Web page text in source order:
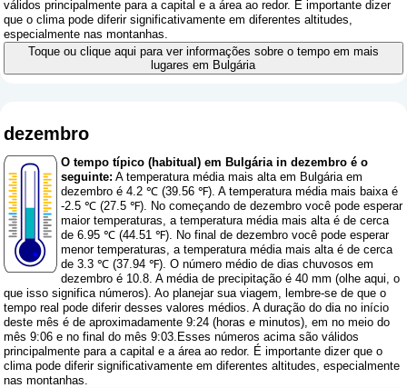
válidos principalmente para a capital e a área ao redor. É importante dizer
que o clima pode diferir significativamente em diferentes altitudes,
especialmente nas montanhas.
Toque ou clique aqui para ver informações sobre o tempo em mais
lugares em Bulgária
dezembro
O tempo típico (habitual) em Bulgária in dezembro é o
seguinte: A temperatura média mais alta em Bulgária em
dezembro é 4.2 ℃ (39.56 ℉). A temperatura média mais baixa é
-2.5 ℃ (27.5 ℉). No começando de dezembro você pode esperar
maior temperaturas, a temperatura média mais alta é de cerca
de 6.95 ℃ (44.51 ℉). No final de dezembro você pode esperar
menor temperaturas, a temperatura média mais alta é de cerca
de 3.3 ℃ (37.94 ℉). O número médio de dias chuvosos em
dezembro é 10.8. A média de precipitação é 40 mm (olhe aqui, o
que isso significa números). Ao planejar sua viagem, lembre-se de que o
tempo real pode diferir desses valores médios. A duração do dia no início
deste mês é de aproximadamente 9:24 (horas e minutos), em no meio do
mês 9:06 e no final do mês 9:03.Esses números acima são válidos
principalmente para a capital e a área ao redor. É importante dizer que o
clima pode diferir significativamente em diferentes altitudes, especialmente
nas montanhas.